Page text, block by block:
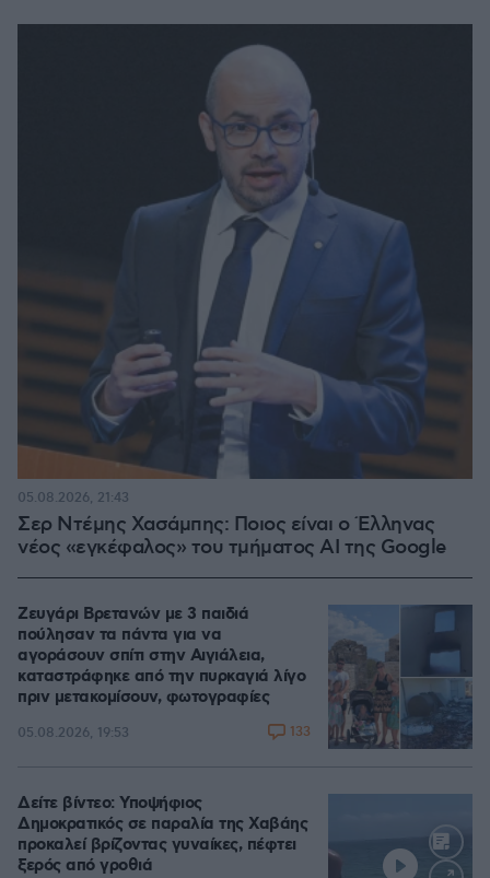
Σερ Ντέμης Χασάμπης: Ποιος είναι ο Έλληνας
νέος «εγκέφαλος» του τμήματος AI της Google
05.08.2026, 21:43
Ζευγάρι Βρετανών με 3 παιδιά
πούλησαν τα πάντα για να
αγοράσουν σπίτι στην Αιγιάλεια,
καταστράφηκε από την πυρκαγιά λίγο
πριν μετακομίσουν, φωτογραφίες
05.08.2026, 19:53 133
Δείτε βίντεο: Υποψήφιος
Δημοκρατικός σε παραλία της Χαβάης
προκαλεί βρίζοντας γυναίκες, πέφτει
ξερός από γροθιά